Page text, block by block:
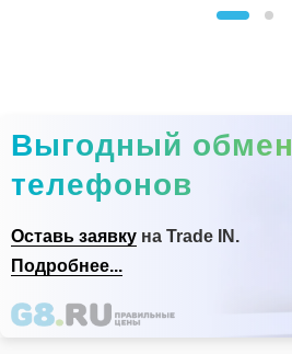
Выгодный обмен
телефонов
Оставь заявку на Trade IN.
Подробнее...